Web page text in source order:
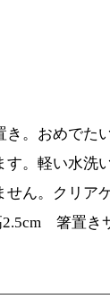
き。おめでた
。軽い水洗
ん。クリア
2.5cm 箸置き